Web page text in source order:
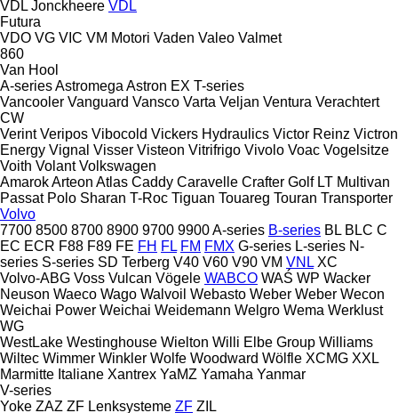
VDL Jonckheere VDL
Futura
VDO VG VIC VM Motori Vaden Valeo Valmet
860
Van Hool
A-seriesAstromega Astron EX T-series
Vancooler Vanguard Vansco Varta Veljan Ventura Verachtert
CW
Verint Veripos Vibocold Vickers Hydraulics Victor Reinz Victron
Energy Vignal Visser Visteon Vitrifrigo Vivolo Voac Vogelsitze
Voith Volant Volkswagen
AmarokArteon Atlas Caddy Caravelle Crafter Golf LT Multivan
Passat Polo Sharan T-Roc Tiguan Touareg Touran Transporter
Volvo
7700 8500 8700 8900 9700 9900A-series B-series BL BLC C
EC ECR F88 F89 FE FH FL FM FMX G-series L-series N-
series S-series SD Terberg V40 V60 V90 VM VNL XC
Volvo-ABG Voss Vulcan Vögele WABCO WAŚ WP Wacker
Neuson Waeco Wago Walvoil Webasto Weber Weber Wecon
Weichai Power Weichai Weidemann Welgro Wema Werklust
WG
WestLake Westinghouse Wielton Willi Elbe Group Williams
Wiltec Wimmer Winkler Wolfe Woodward Wölfle XCMG XXL
Marmitte Italiane Xantrex YaMZ Yamaha Yanmar
V-series
Yoke ZAZ ZF Lenksysteme ZF ZIL